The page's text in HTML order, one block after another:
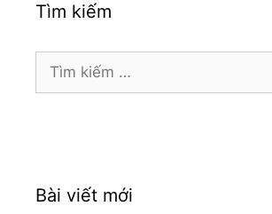
Tìm kiếm
Tìm
Bài viết mới